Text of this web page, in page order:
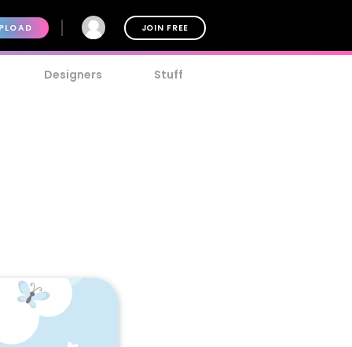
JOIN FREE
Designers Stuff